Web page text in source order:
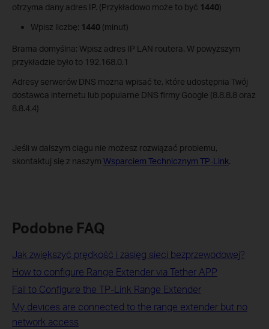
otrzyma dany adres IP. (Przykładowo może to być 1440)
Wpisz liczbę: 1440(minut)
Brama domyślna: Wpisz adres IP LAN routera. W powyższym
przykładzie było to 192.168.0.1
Adresy serwerów DNS można wpisać te, które udostępnia Twój
dostawca internetu lub popularne DNS firmy Google (8.8.8.8 oraz
8.8.4.4)
Jeśli w dalszym ciągu nie możesz rozwiązać problemu,
skontaktuj się z naszym Wsparciem Technicznym TP-Link.
Podobne FAQ
Jak zwiększyć prędkość i zasięg sieci bezprzewodowej?
How to configure Range Extender via Tether APP
Fail to Configure the TP-Link Range Extender
My devices are connected to the range extender but no
network access